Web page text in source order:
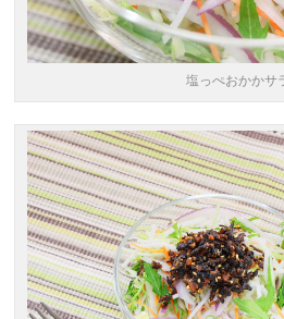
塩っぺおかかサ